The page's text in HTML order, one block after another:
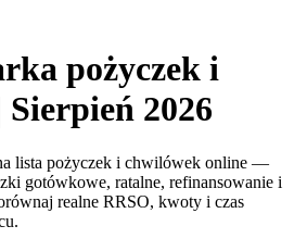
pożyczek i
2026
lista pożyczek i chwilówek online —
gotówkowe, ratalne, refinansowanie i
realne RRSO, kwoty i czas